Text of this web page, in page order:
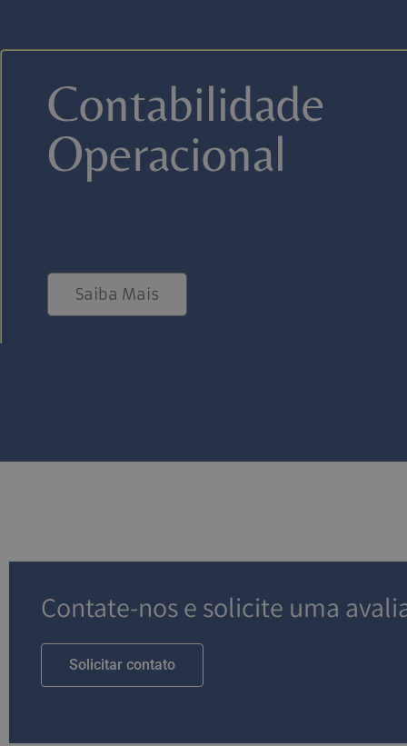
Contabilidade
Operacional
Saiba Mais
Contate-nos e solicite uma
Solicitar contato